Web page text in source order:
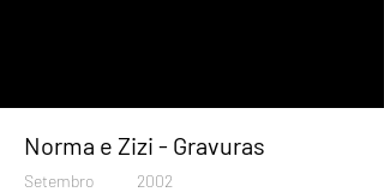
Norma e Zizi - Gravuras
Setembro 2002